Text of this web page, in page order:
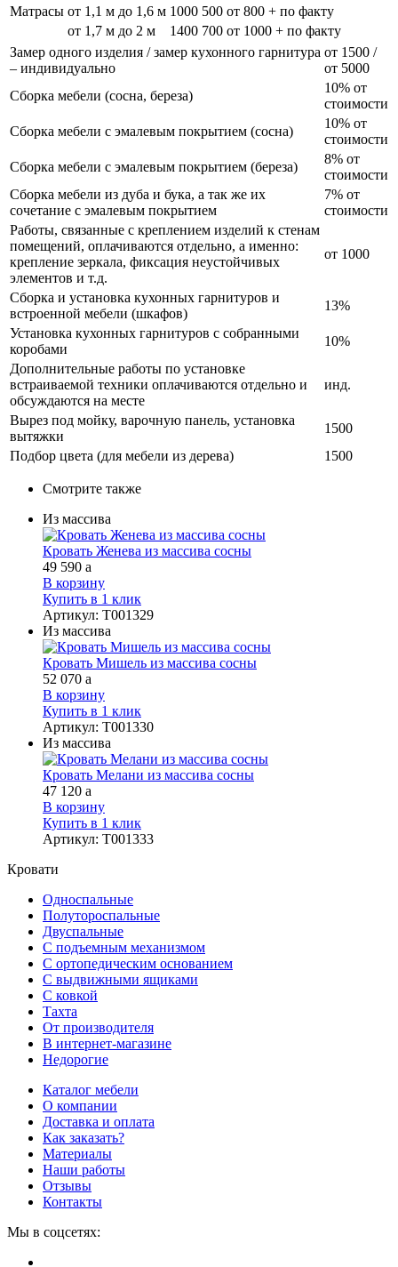
Матрасы от 1,1 м до 1,6 м 1000 500 от 800 + по факту
от 1,7 м до 2 м
1400 700 от 1000 + по факту
Замер одного изделия / замер кухонного гарнитура
– индивидуально
от 1500 /
от 5000
Сборка мебели (сосна, береза)
10% от
стоимости
Сборка мебели с эмалевым покрытием (сосна)
10% от
стоимости
Сборка мебели с эмалевым покрытием (береза)
8% от
стоимости
Сборка мебели из дуба и бука, а так же их
сочетание с эмалевым покрытием
7% от
стоимости
Работы, связанные с креплением изделий к стенам
помещений, оплачиваются отдельно, а именно:
крепление зеркала, фиксация неустойчивых
элементов и т.д.
от 1000
Сборка и установка кухонных гарнитуров и
встроенной мебели (шкафов)
13%
Установка кухонных гарнитуров с собранными
коробами
10%
Дополнительные работы по установке
встраиваемой техники оплачиваются отдельно и
обсуждаются на месте
инд.
Вырез под мойку, варочную панель, установка
вытяжки
1500
Подбор цвета (для мебели из дерева)
1500
Смотрите также
Из массива
Кровать Женева из массива сосны
49 590 a
В корзину
Купить в 1 клик
Артикул: Т001329
Из массива
Кровать Мишель из массива сосны
52 070 a
В корзину
Купить в 1 клик
Артикул: Т001330
Из массива
Кровать Мелани из массива сосны
47 120 a
В корзину
Купить в 1 клик
Артикул: Т001333
Кровати
Односпальные
Полутороспальные
Двуспальные
С подъемным механизмом
С ортопедическим основанием
С выдвижными ящиками
С ковкой
Тахта
От производителя
В интернет-магазине
Недорогие
Каталог мебели
О компании
Доставка и оплата
Как заказать?
Материалы
Наши работы
Отзывы
Контакты
Мы в соцсетях: